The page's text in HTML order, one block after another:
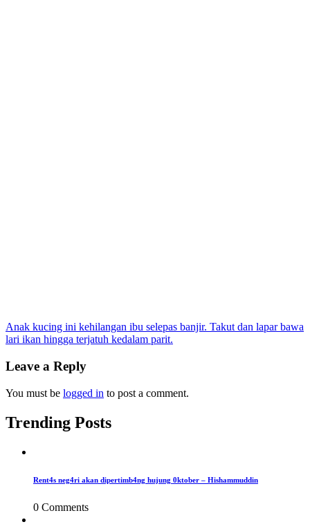
Post
navigation
Anak kucing ini kehilangan ibu selepas banjir. Takut dan lapar bawa
lari ikan hingga terjatuh kedalam parit.
Leave a Reply
You must be logged in to post a comment.
Trending Posts
Rent4s neg4ri akan dipertimb4ng hujung 0ktober – Hishammuddin
0 Comments